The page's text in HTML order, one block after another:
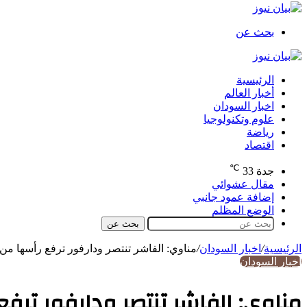
بحث عن
الرئيسية
أخبار العالم
اخبار السودان
علوم وتكنولوجيا
رياضة
اقتصاد
جدة 33
℃
مقال عشوائي
إضافة عمود جانبي
الوضع المظلم
بحث عن
الرئيسية/ اخبار السودان/مناوي: الفاشر تنتصر ودارفور ترفع رأسها
اخبار السودان